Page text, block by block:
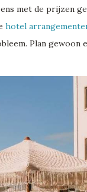
met de prijzen
hotel
Plan gewoon